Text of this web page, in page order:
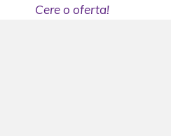
Cere o oferta!